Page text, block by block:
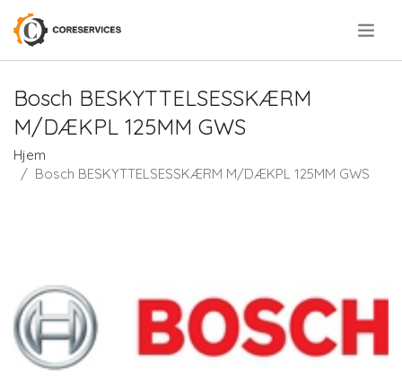
Bosch BESKYTTELSESSKÆRM
M/DÆKPL 125MM GWS
Hjem
Bosch BESKYTTELSESSKÆRM M/DÆKPL 125MM GWS